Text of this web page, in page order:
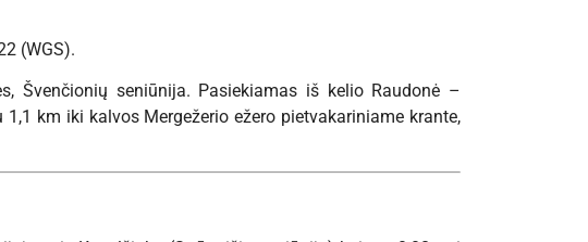
(WGS).
Švenčionių seniūnija. Pasiekiamas iš kelio Raudonė –
km iki kalvos Mergežerio ežero pietvakariniame krante,